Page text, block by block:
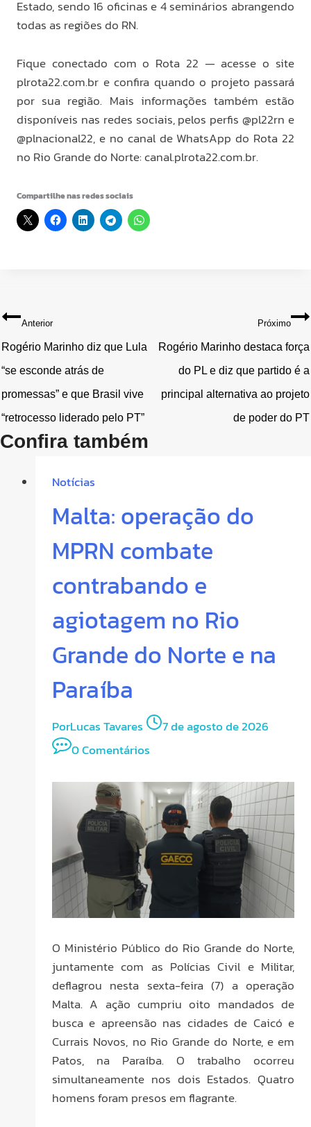
Estado, sendo 16 oficinas e 4 seminários abrangendo
todas as regiões do RN.
Fique conectado com o Rota 22 — acesse o site
plrota22.com.br e confira quando o projeto passará
por sua região. Mais informações também estão
disponíveis nas redes sociais, pelos perfis @pl22rn e
@plnacional22, e no canal de WhatsApp do Rota 22
no Rio Grande do Norte: canal.plrota22.com.br.
Compartilhe nas redes sociais
Navegação
de
Post
Anterior
Rogério Marinho diz que Lula
“se esconde atrás de
promessas” e que Brasil vive
“retrocesso liderado pelo PT”
Próximo
Rogério Marinho destaca força
do PL e diz que partido é a
principal alternativa ao projeto
de poder do PT
Confira também
Notícias
Malta: operação do
MPRN combate
contrabando e
agiotagem no Rio
Grande do Norte e na
Paraíba
PorLucas Tavares
7 de agosto de 2026
0 Comentários
O Ministério Público do Rio Grande do Norte,
juntamente com as Polícias Civil e Militar,
deflagrou nesta sexta-feira (7) a operação
Malta. A ação cumpriu oito mandados de
busca e apreensão nas cidades de Caicó e
Currais Novos, no Rio Grande do Norte, e em
Patos, na Paraíba. O trabalho ocorreu
simultaneamente nos dois Estados. Quatro
homens foram presos em flagrante.